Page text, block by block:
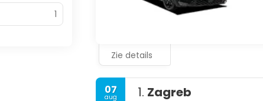
Zie details
07
aug 1. Zagreb
1